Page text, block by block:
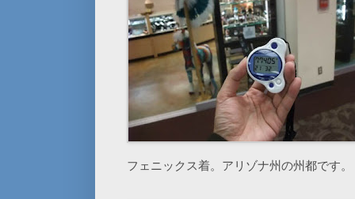
フェニックス着。アリゾナ州の州都です。